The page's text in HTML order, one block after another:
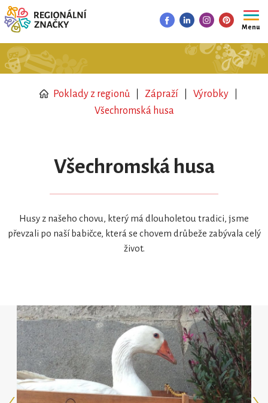
Menu
Poklady z regionů Zápraží
Výrobky
Všechromská husa
Všechromská husa
Husy z našeho chovu, který má dlouholetou tradici, jsme
převzali po naší babičce, která se chovem drůbeže zabývala celý
život.